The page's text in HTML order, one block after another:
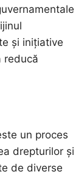
și inițiative
reducă
un proces
drepturilor și
de diverse